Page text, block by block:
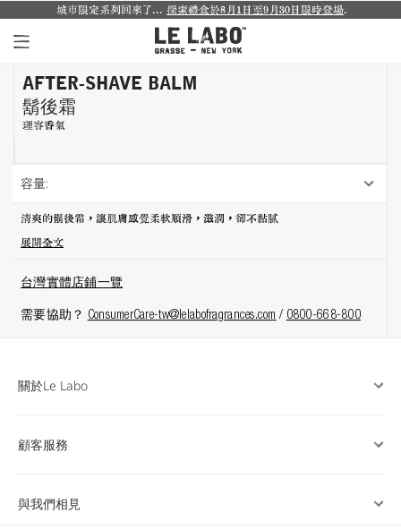
個人香氛系列
室內香氛系列
別緻小物
探索體驗裝
城市限定系列回來了... 探索禮盒於8月1日至9月30日限時登場.
AFTER-SHAVE BALM
鬍後霜
理容香氣
容量:
清爽的鬍後霜，讓肌膚感覺柔軟順滑，滋潤，卻不黏膩
展開全文
台灣實體店鋪一覽
需要協助？ ConsumerCare-tw@lelabofragrances.com / 0800-668-800
關於Le Labo
顧客服務
與我們相見